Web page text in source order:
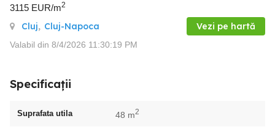
3115 EUR/m2
Cluj, Cluj-Napoca Vezi pe hartă
Valabil din 8/4/2026 11:30:19 PM
Specificații
Suprafata utila 48 m2